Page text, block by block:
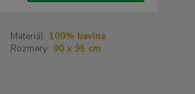
Materiál: 100% bavlna
Rozmery: 90 x 95 cm